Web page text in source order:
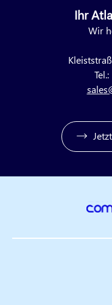
Ihr
Wir
Tel.: